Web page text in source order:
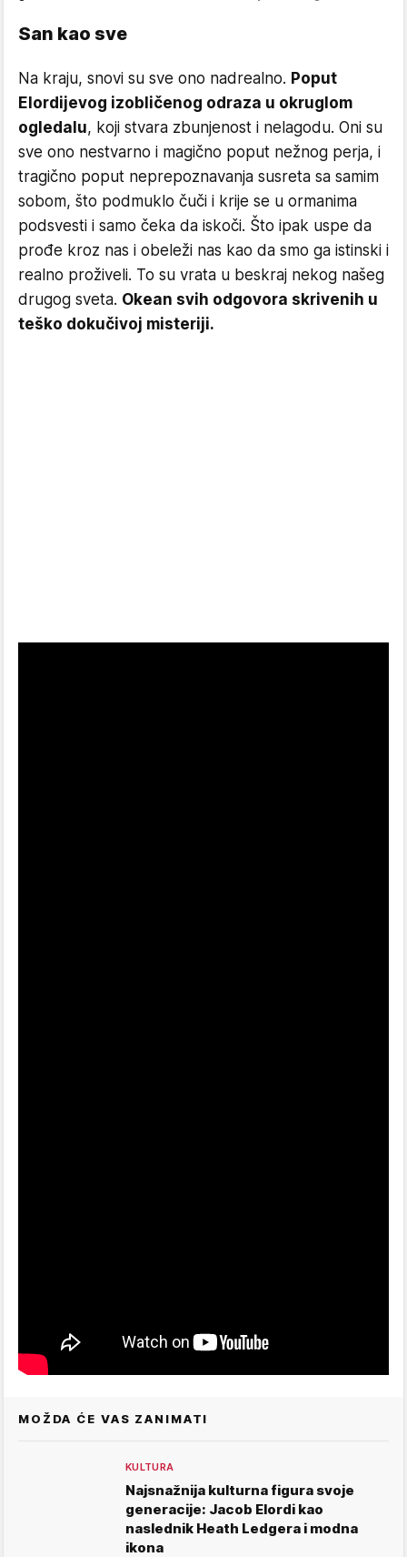
San kao sve
Na kraju, snovi su sve ono nadrealno. Poput
Elordijevog izobličenog odraza u okruglom
ogledalu, koji stvara zbunjenost i nelagodu. Oni su
sve ono nestvarno i magično poput nežnog perja, i
tragično poput neprepoznavanja susreta sa samim
sobom, što podmuklo čuči i krije se u ormanima
podsvesti i samo čeka da iskoči. Što ipak uspe da
prođe kroz nas i obeleži nas kao da smo ga istinski i
realno proživeli. To su vrata u beskraj nekog našeg
drugog sveta. Okean svih odgovora skrivenih u
teško dokučivoj misteriji.
MOŽDA ĆE VAS ZANIMATI
KULTURA
Najsnažnija kulturna figura svoje
generacije: Jacob Elordi kao
naslednik Heath Ledgera i modna
ikona